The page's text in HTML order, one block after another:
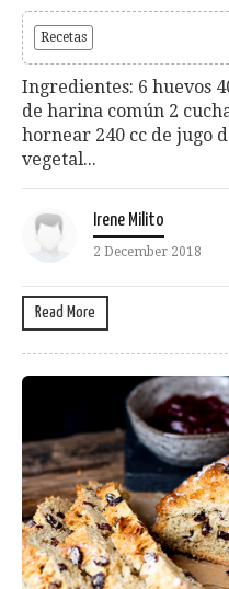
Recetas
Ingredientes: 6 huevos
de harina común 2
hornear 240 cc de jugo
vegetal...
Irene Milito
2 December 2018
Read More